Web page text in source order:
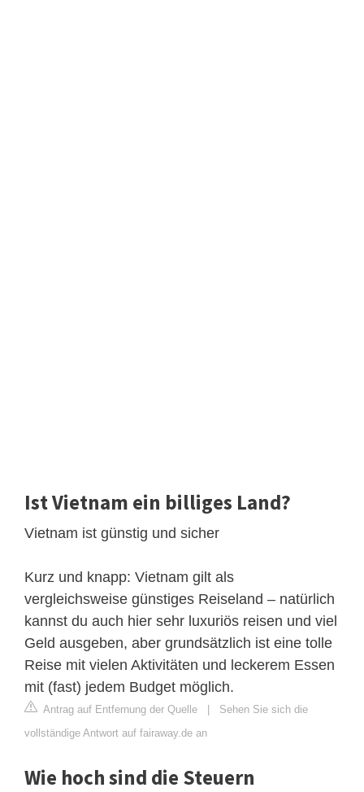
Ist Vietnam ein billiges Land?
Vietnam ist günstig und sicher
Kurz und knapp: Vietnam gilt als
vergleichsweise günstiges Reiseland – natürlich
kannst du auch hier sehr luxuriös reisen und viel
Geld ausgeben, aber grundsätzlich ist eine tolle
Reise mit vielen Aktivitäten und leckerem Essen
mit (fast) jedem Budget möglich.
Antrag auf Entfernung der Quelle | Sehen Sie sich die
vollständige Antwort auf fairaway.de an
Wie hoch sind die Steuern